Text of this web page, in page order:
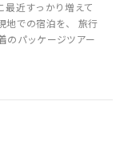
最近すっかり増えて
地での宿泊を、 旅行
のパッケージツアー